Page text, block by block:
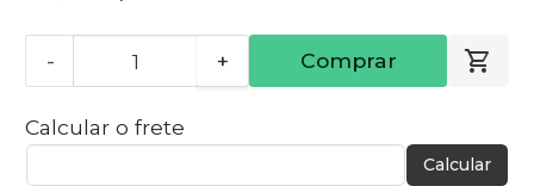
- + Comprar
Calcular o frete
Calcular